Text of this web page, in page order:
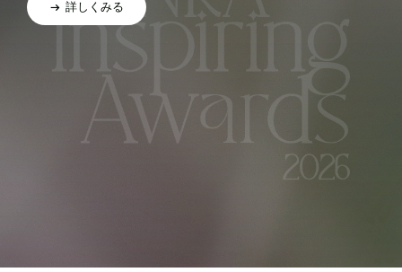
詳しくみる